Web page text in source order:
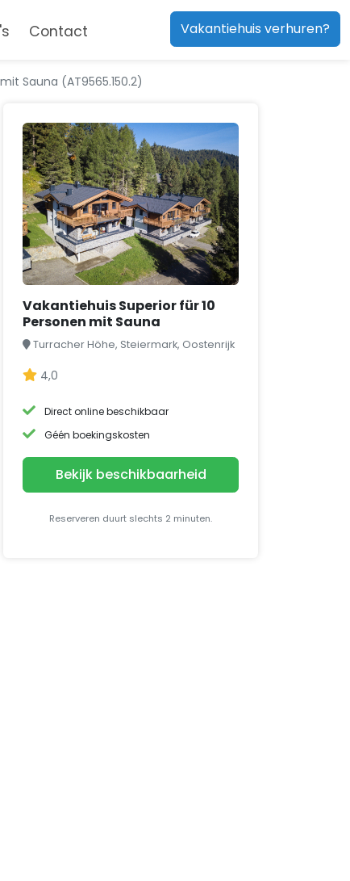
Contact Vakantiehuis verhuren?
Sauna (AT9565.150.2)
Vakantiehuis Superior für 10
Personen mit Sauna
Turracher Höhe, Steiermark, Oostenrijk
4,0
Direct online beschikbaar
Géén boekingskosten
Bekijk beschikbaarheid
Reserveren duurt slechts 2 minuten.